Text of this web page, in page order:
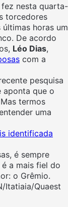
fez nesta quarta-
torcedores
horas um
De acordo
Léo Dias,
com a
pesquisa
aponta que o
termos
uma
identificada
é sempre
a mais fiel do
o Grêmio.
Itatiaia/Quaest